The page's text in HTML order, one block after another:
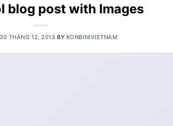
blog post with Images
THÁNG 12, 2013 BY KONBINIVIETNAM